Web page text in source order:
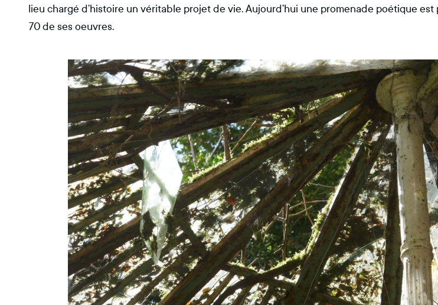
lieu chargé d’histoire un véritable projet de vie. Aujourd’hui une promenade poétique
70 de ses oeuvres.